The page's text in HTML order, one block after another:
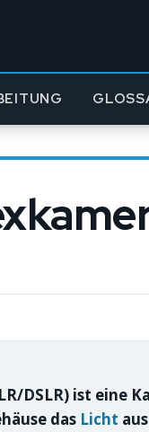
DSLR) ist eine
das Licht